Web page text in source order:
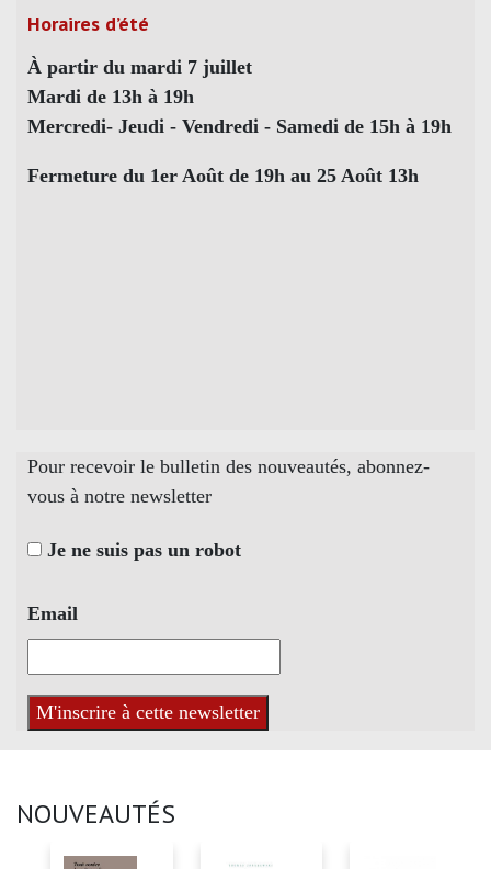
Horaires d’été
À partir du mardi 7 juillet
Mardi de 13h à 19h
Mercredi- Jeudi - Vendredi - Samedi de 15h à 19h
Fermeture du 1er Août de 19h au 25 Août 13h
Pour recevoir le bulletin des nouveautés, abonnez-
vous à notre newsletter
Je ne suis pas un robot
Email
NOUVEAUTÉS